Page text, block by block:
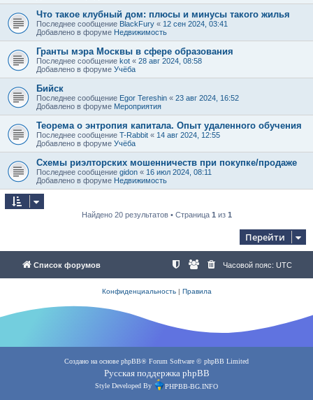
Что такое клубный дом: плюсы и минусы такого жилья
Последнее сообщение BlackFury « 12 сен 2024, 03:41
Добавлено в форуме Недвижимость
Гранты мэра Москвы в сфере образования
Последнее сообщение kot « 28 авг 2024, 08:58
Добавлено в форуме Учёба
Бийск
Последнее сообщение Egor Tereshin « 23 авг 2024, 16:52
Добавлено в форуме Мероприятия
Теорема о энтропия капитала. Опыт удаленного обучения
Последнее сообщение T-Rabbit « 14 авг 2024, 12:55
Добавлено в форуме Учёба
Схемы риэлторских мошенничеств при покупке/продаже
Последнее сообщение gidon « 16 июл 2024, 08:11
Добавлено в форуме Недвижимость
Найдено 20 результатов • Страница 1 из 1
Перейти
Список форумов Часовой пояс: UTC
Конфиденциальность| Правила
Создано на основе phpBB® Forum Software © phpBB Limited
Русская поддержка phpBB
Style Developed By PHPBB-BG.INFO